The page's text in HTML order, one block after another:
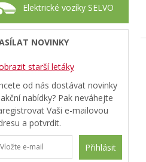
Elektrické vozíky SELVO
NOVINKY
starší letáky
od nás dostávat novinky
nabídky? Pak neváhejte
Vaši e-mailovou
a potvrdit.
Přihlásit